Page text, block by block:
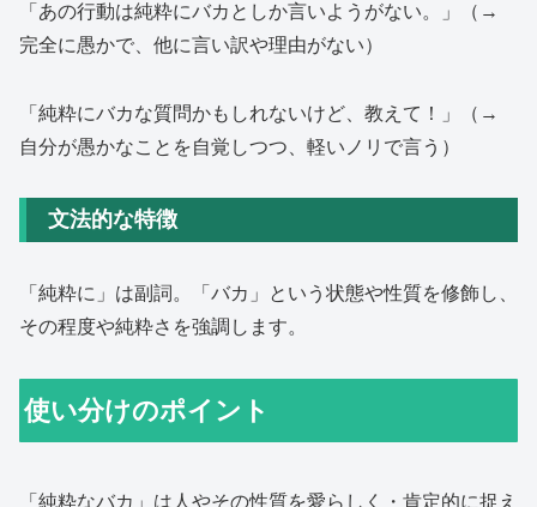
「あの行動は純粋にバカとしか言いようがない。」（→
完全に愚かで、他に言い訳や理由がない）
「純粋にバカな質問かもしれないけど、教えて！」（→
自分が愚かなことを自覚しつつ、軽いノリで言う）
文法的な特徴
「純粋に」は副詞。「バカ」という状態や性質を修飾し、
その程度や純粋さを強調します。
使い分けのポイント
「純粋なバカ」は人やその性質を愛らしく・肯定的に捉え